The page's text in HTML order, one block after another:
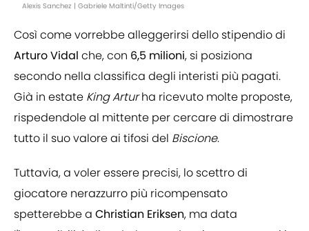
Alexis Sanchez | Gabriele Maltinti/Getty Images
Così come vorrebbe alleggerirsi dello stipendio di
Arturo Vidal che, con 6,5 milioni, si posiziona
secondo nella classifica degli interisti più pagati.
Già in estate King Arturha ricevuto molte proposte,
rispedendole al mittente per cercare di dimostrare
tutto il suo valore ai tifosi del Biscione.
Tuttavia, a voler essere precisi, lo scettro di
giocatore nerazzurro più ricompensato
spetterebbe a Christian Eriksen, ma data